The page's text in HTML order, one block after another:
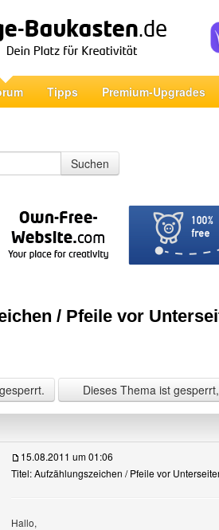
Tipps Premium-Upgrades
Suchen
/ Pfeile vor
Dieses Thema ist
anzeigen
15.08.2011 um 01:06
Titel: Aufzählungszeichen / Pfeile vor
Hallo,